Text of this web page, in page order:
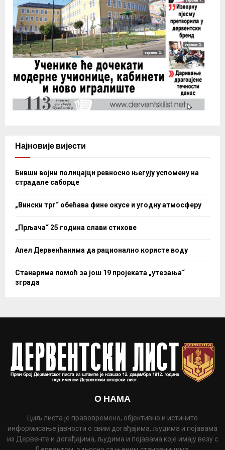
Најновије вијести
Бивши војни полицајци ревносно његују успомену на
страдале саборце
„Вински трг“ обећава фине окусе и угодну атмосферу
„Прљача“ 25 година слави стихове
Апел Дервенћанима да рационално користе воду
Станарима помоћ за још 19 пројеката „утезања“
зграда
О НАМА
Циљ листа је правовремено, објективно и истинито
информисање јавности о свим догађајима, људима и појавама
из Дервенте и догађајима, људима и појавама које имају везу с